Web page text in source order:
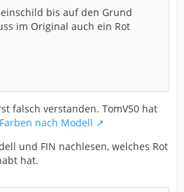
bis auf den Grund
im Original auch ein Rot
falsch verstanden. TomV50 hat
Farben nach Modell
und FIN nachlesen, welches Rot
hat.